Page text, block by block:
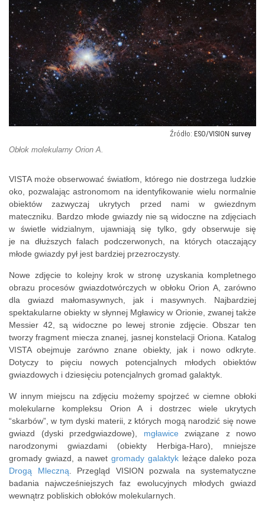
ESO/VISION survey
Obłok molekularny Orion A.
VISTA może obserwować światłom, którego nie dostrzega ludzkie
oko, pozwalając astronomom na identyfikowanie wielu normalnie
obiektów zazwyczaj ukrytych przed nami w gwiezdnym
mateczniku. Bardzo młode gwiazdy nie są widoczne na zdjęciach
w świetle widzialnym, ujawniają się tylko, gdy obserwuje się
je na dłuższych falach podczerwonych, na których otaczający
młode gwiazdy pył jest bardziej przezroczysty.
Nowe zdjęcie to kolejny krok w stronę uzyskania kompletnego
obrazu procesów gwiazdotwórczych w obłoku Orion A, zarówno
dla gwiazd małomasywnych, jak i masywnych. Najbardziej
spektakularne obiekty w słynnej Mgławicy w Orionie, zwanej także
Messier 42, są widoczne po lewej stronie zdjęcie. Obszar ten
tworzy fragment miecza znanej, jasnej konstelacji Oriona. Katalog
VISTA obejmuje zarówno znane obiekty, jak i nowo odkryte.
Dotyczy to pięciu nowych potencjalnych młodych obiektów
gwiazdowych i dziesięciu potencjalnych gromad galaktyk.
W innym miejscu na zdjęciu możemy spojrzeć w ciemne obłoki
molekularne kompleksu Orion A i dostrzec wiele ukrytych
“skarbów”, w tym dyski materii, z których mogą narodzić się nowe
gwiazd (dyski przedgwiazdowe), mgławice związane z nowo
narodzonymi gwiazdami (obiekty Herbiga-Haro), mniejsze
gromady gwiazd, a nawet gromady galaktykleżące daleko poza
Drogą Mleczną. Przegląd VISION pozwala na systematyczne
badania najwcześniejszych faz ewolucyjnych młodych gwiazd
wewnątrz pobliskich obłoków molekularnych.